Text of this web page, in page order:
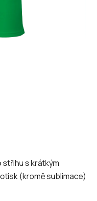
s krátkým
(kromě sublimace)